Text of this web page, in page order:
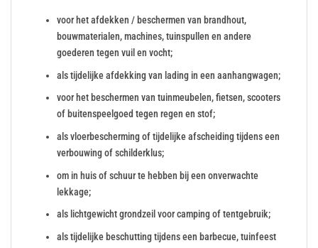
voor het afdekken / beschermen van brandhout,
bouwmaterialen, machines, tuinspullen en andere
goederen tegen vuil en vocht;
als tijdelijke afdekking van lading in een aanhangwagen;
voor het beschermen van tuinmeubelen, fietsen, scooters
of buitenspeelgoed tegen regen en stof;
als vloerbescherming of tijdelijke afscheiding tijdens een
verbouwing of schilderklus;
om in huis of schuur te hebben bij een onverwachte
lekkage;
als lichtgewicht grondzeil voor camping of tentgebruik;
als tijdelijke beschutting tijdens een barbecue, tuinfeest